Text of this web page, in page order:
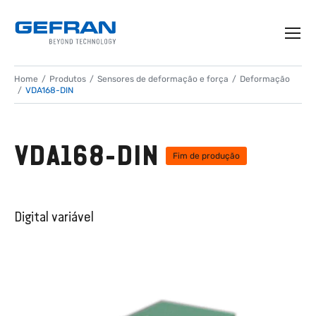
Home Produtos Sensores de deformação e força
Deformação
VDA168-DIN
VDA168-DIN Fim de produção
Digital variável